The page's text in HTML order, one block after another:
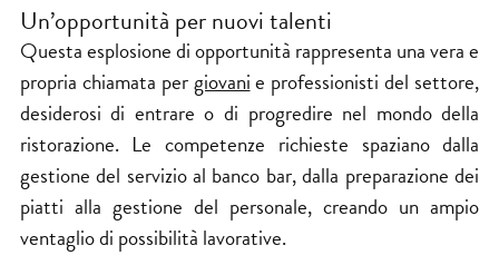
Un’opportunità per nuovi talenti
Questa esplosione di opportunità rappresenta una vera e
propria chiamata pergiovanie professionisti del settore,
desiderosi di entrare o di progredire nel mondo della
ristorazione. Le competenze richieste spaziano dalla
gestione del servizio al banco bar, dalla preparazione dei
piatti alla gestione del personale, creando un ampio
ventaglio di possibilità lavorative.